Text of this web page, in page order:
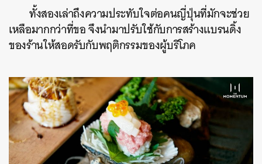
ทั้งสองเล่าถึงความประทับใจต่อคนญี่ปุ่นที่มักจะช่วย
เหลือมากกว่าที่ขอ จึงนำมาปรับใช้กับการสร้างแบรนดิ้ง
ของร้านให้สอดรับกับพฤติกรรมของผู้บริโภค